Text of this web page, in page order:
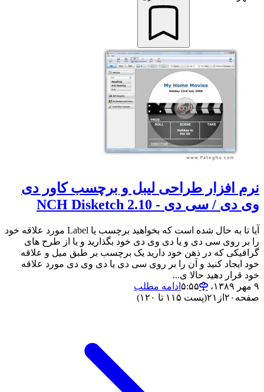
نرم افزار طراحی لیبل و برچسب کاور دی
وی دی / سی دی - NCH Disketch 2.10
آیا تا به حال شده است که بخواهید برچسب یا Label مورد علاقه خود
را بر روی سی دی و یا دی وی دی خود بگذارید و یا از طرح های
گرافیکی که در ذهن خود دارید یک برچسب بر طبق میل و علاقه
خود ایجاد کنید و آن را بر روی سی دی یا دی وی دی مورد علاقه
خود قرار دهید حالا ی...
۹ مهر ۱۳۸۹،‏ ۵:۵۵
ادامه مطلب
صفحه ۲۰ از ۲۱(پست ۱۱۵ تا ۱۲۰)